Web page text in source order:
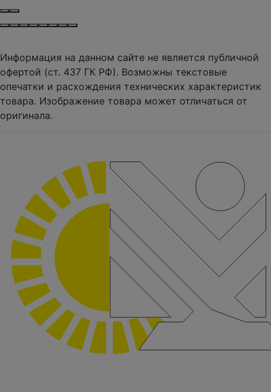
Информация на данном сайте не является публичной
офертой (ст. 437 ГК РФ). Возможны текстовые
опечатки и расхождения технических характеристик
товара. Изображение товара может отличаться от
оригинала.